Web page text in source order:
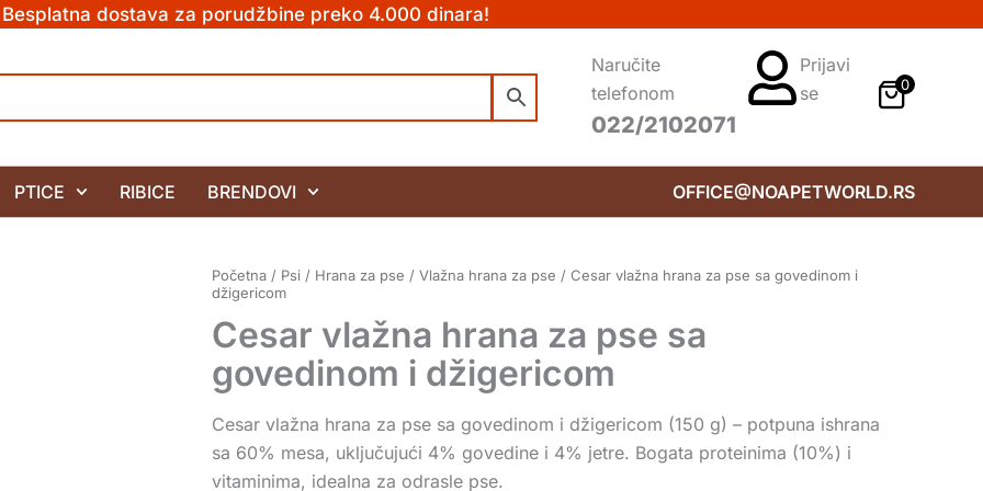
Besplatna dostava za porudžbine preko 4.000 dinara!
Naručite
telefonom
022/2102071
Prijavi
se
0
PTICE RIBICE BRENDOVI OFFICE@NOAPETWORLD.RS
Početna / Psi / Hrana za pse / Vlažna hrana za pse / Cesar vlažna hrana za pse sa govedinom i
džigericom
Cesar vlažna hrana za pse sa
govedinom i džigericom
Cesar vlažna hrana za pse sa govedinom i džigericom (150 g) – potpuna ishrana
sa 60% mesa, uključujući 4% govedine i 4% jetre. Bogata proteinima (10%) i
vitaminima, idealna za odrasle pse.